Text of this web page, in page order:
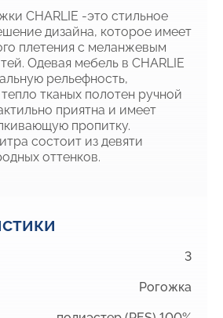
CHARLIE -это стильное
дизайна, которое имеет
плетения с меланжевым
Одевая мебель в CHARLIE
рельефность,
тканых полотен ручной
приятна и имеет
пропитку.
состоит из девяти
оттенков.
3
Рогожка